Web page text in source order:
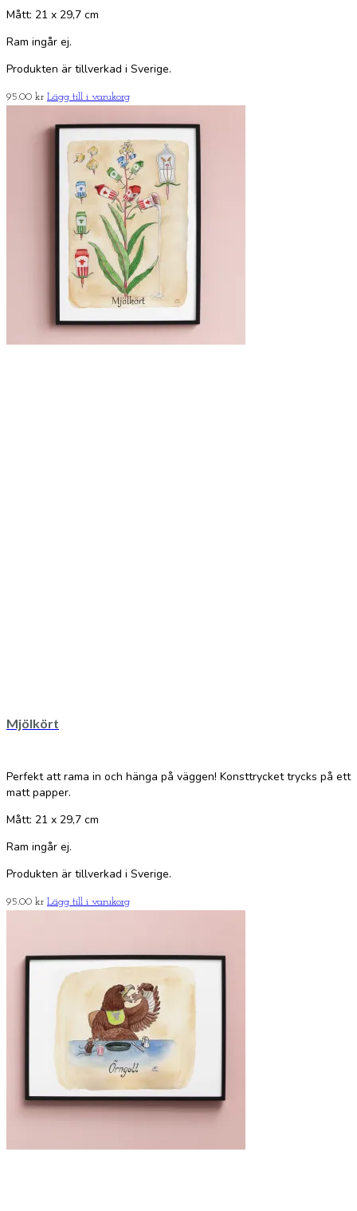
Mått: 21 x 29,7 cm
Ram ingår ej.
Produkten är tillverkad i Sverige.
95.00 kr Lägg till i varukorg
Mjölkört
Perfekt att rama in och hänga på väggen! Konsttrycket trycks på ett
matt papper.
Mått: 21 x 29,7 cm
Ram ingår ej.
Produkten är tillverkad i Sverige.
95.00 kr Lägg till i varukorg